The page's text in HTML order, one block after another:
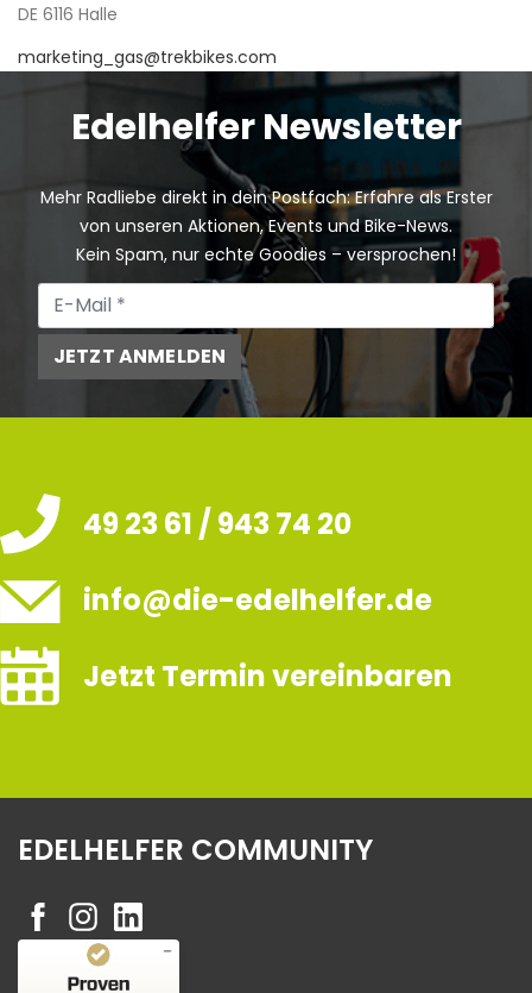
DE 6116 Halle
marketing_gas@trekbikes.com
Edelhelfer Newsletter
Mehr Radliebe direkt in dein Postfach: Erfahre als Erster
von unseren Aktionen, Events und Bike-News.
Kein Spam, nur echte Goodies – versprochen!
JETZT ANMELDEN
49 23 61 / 943 74 20
info@die-edelhelfer.de
Jetzt Termin vereinbaren
EDELHELFER COMMUNITY